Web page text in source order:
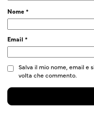
Nome*
Email *
Salva il mio nome, email e
volta che commento.